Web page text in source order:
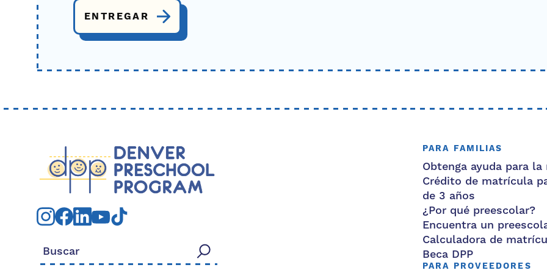
Buscar:
PARA FAMILIAS
Obtenga ayuda para
Crédito de matrícula
de 3 años
¿Por qué preescolar?
Encuentra un
Calculadora de
Beca DPP
PARA PROVEEDORES